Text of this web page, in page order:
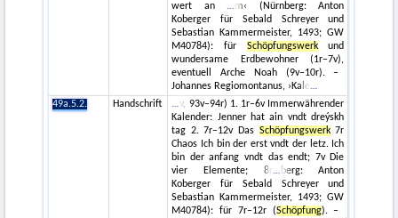
wert an
m‹ (Nürnberg: Anton
Koberger für Sebald Schreyer und
Sebastian Kammermeister, 1493; GW
M40784): für Schöpfungswerkund
wundersame Erdbewohner (1r–7v),
eventuell Arche Noah (9v–10r). –
Johannes Regiomontanus, ›Kale
49a.5.2.
Handschrift
v, 93v–94r) 1. 1r–6v Immerwährender
Kalender: Jenner hat ain vndt dreýskh
tag 2. 7r–12v Das Schöpfungswerk7r
Chaos Ich bin der erst vndt der letz. Ich
bin der anfang vndt das endt; 7v Die
vier Elemente; 8r
berg: Anton
Koberger für Sebald Schreyer und
Sebastian Kammermeister, 1493; GW
M40784): für 7r–12r (Schöpfung). –